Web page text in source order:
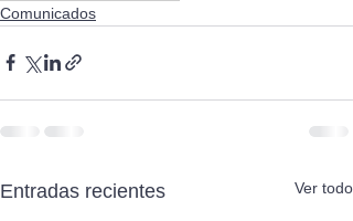
Comunicados
Entradas recientes Ver todo